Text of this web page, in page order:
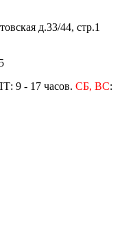
д.33/44, стр.1
9 - 17 часов. СБ, ВС: